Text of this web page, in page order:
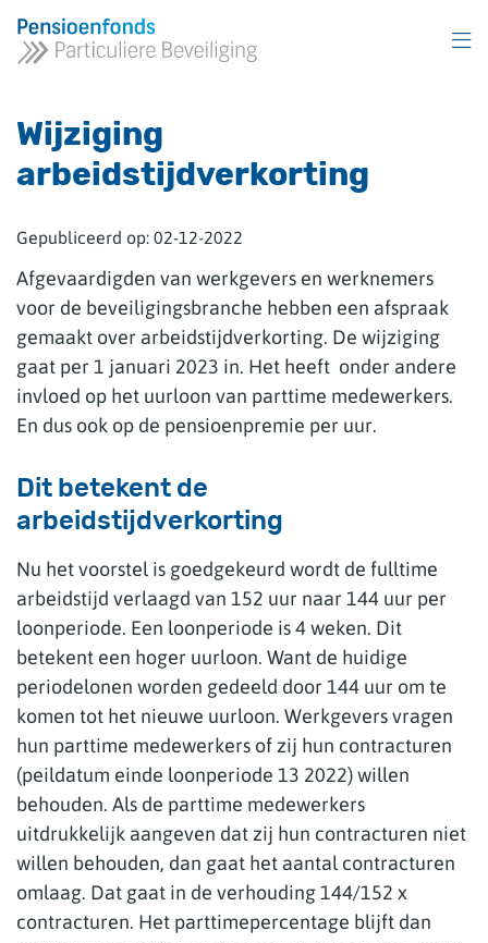
en
naar
inhoud
Wijziging
arbeidstijdverkorting
Gepubliceerd op: 02-12-2022
Afgevaardigden van werkgevers en werknemers
voor de beveiligingsbranche hebben een afspraak
gemaakt over arbeidstijdverkorting. De wijziging
gaat per 1 januari 2023 in. Het heeft onder andere
invloed op het uurloon van parttime medewerkers.
En dus ook op de pensioenpremie per uur.
Dit betekent de
arbeidstijdverkorting
Nu het voorstel is goedgekeurd wordt de fulltime
arbeidstijd verlaagd van 152 uur naar 144 uur per
loonperiode. Een loonperiode is 4 weken. Dit
betekent een hoger uurloon. Want de huidige
periodelonen worden gedeeld door 144 uur om te
komen tot het nieuwe uurloon. Werkgevers vragen
hun parttime medewerkers of zij hun contracturen
(peildatum einde loonperiode 13 2022) willen
behouden. Als de parttime medewerkers
uitdrukkelijk aangeven dat zij hun contracturen niet
willen behouden, dan gaat het aantal contracturen
omlaag. Dat gaat in de verhouding 144/152 x
contracturen. Het parttimepercentage blijft dan